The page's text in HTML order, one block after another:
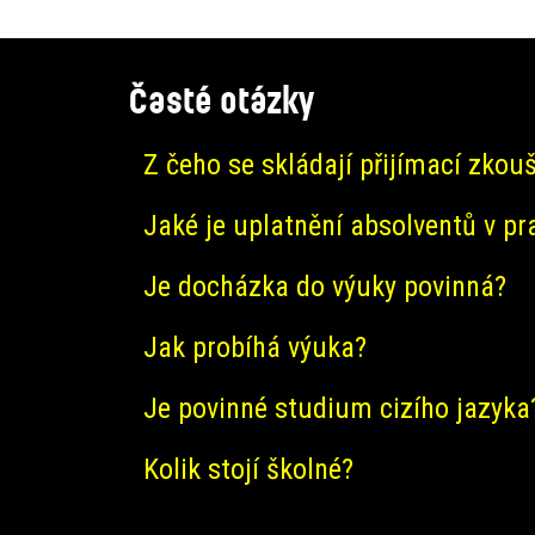
Časté otázky
Z čeho se skládají přijímací
Jaké je uplatnění absolventů v
Je docházka do výuky povinná?
Jak probíhá výuka?
Je povinné studium cizího
Kolik stojí školné?